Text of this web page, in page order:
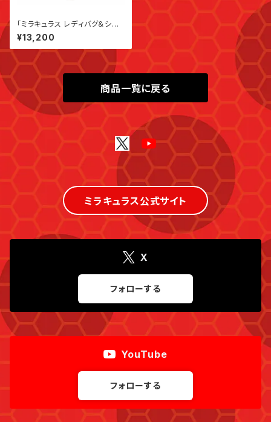
「ミラキュラス レディバグ＆シャノ
ワール」BD-BOX シーズン3
¥13,200
商品一覧に戻る
ミラキュラス公式サイト
X
フォローする
YouTube
フォローする